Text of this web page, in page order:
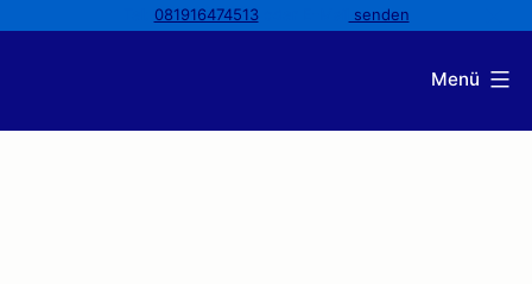
081916474513oder E-Mail senden
Menü